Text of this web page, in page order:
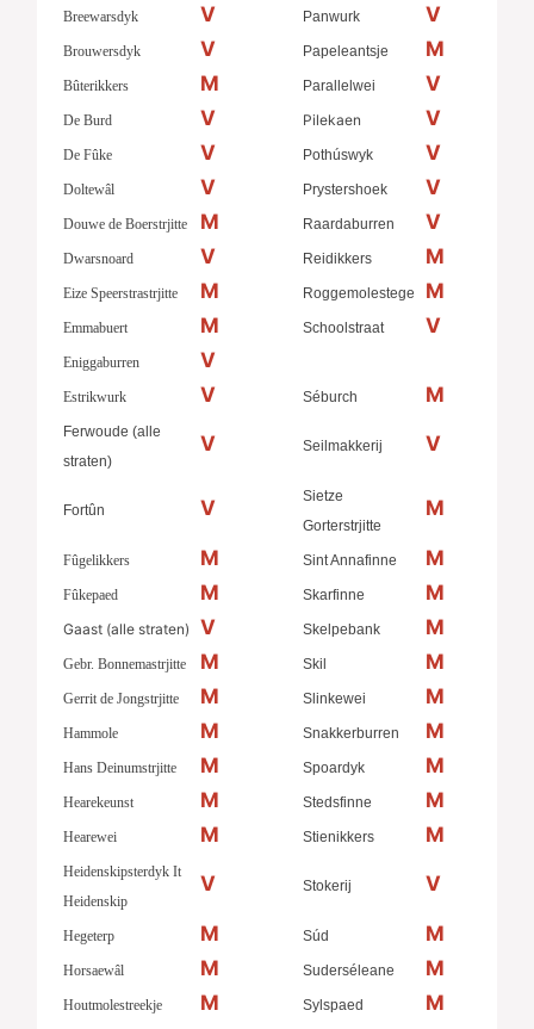
Breewarsdyk V Panwurk V
Brouwersdyk V Papeleantsje M
Bûterikkers M Parallelwei V
De Burd V Pilekaen V
De Fûke V Pothúswyk V
Doltewâl V Prystershoek V
Douwe de Boerstrjitte M Raardaburren V
Dwarsnoard V Reidikkers M
Eize Speerstrastrjitte M Roggemolestege M
Emmabuert M Schoolstraat V
Eniggaburren V
Estrikwurk V Séburch M
Ferwoude (alle
straten)
V Seilmakkerij V
Fortûn V
Sietze
Gorterstrjitte
M
Fûgelikkers M Sint Annafinne M
Fûkepaed M Skarfinne M
Gaast (alle straten) V Skelpebank M
Gebr. Bonnemastrjitte M Skil M
Gerrit de Jongstrjitte M Slinkewei M
Hammole M Snakkerburren M
Hans Deinumstrjitte M Spoardyk M
Hearekeunst M Stedsfinne M
Hearewei M Stienikkers M
Heidenskipsterdyk It
Heidenskip
V Stokerij V
Hegeterp M Súd M
Horsaewâl M Suderséleane M
Houtmolestreekje M Sylspaed M